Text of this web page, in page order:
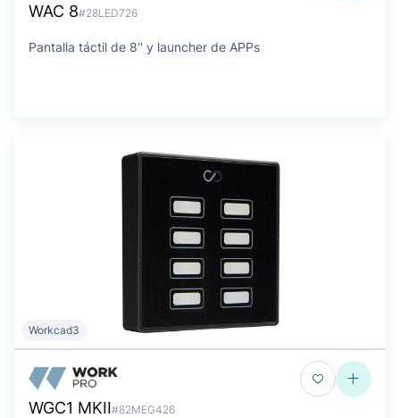
WAC 8#28LED726
Pantalla táctil de 8'' y launcher de APPs
Workcad3
WGC1 MKII#82MEG426